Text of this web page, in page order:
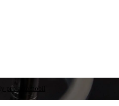
pro automobil